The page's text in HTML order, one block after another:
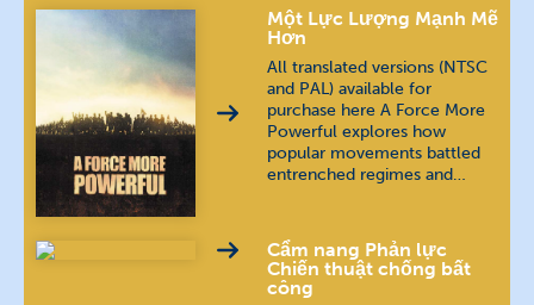
Thai ภาษาไทย
Một Lực Lượng Mạnh Mẽ
Hơn
All translated versions (NTSC
and PAL) available for
purchase here A Force More
Powerful explores how
popular movements battled
entrenched regimes and…
Cẩm nang Phản lực
Chiến thuật chống bất
công